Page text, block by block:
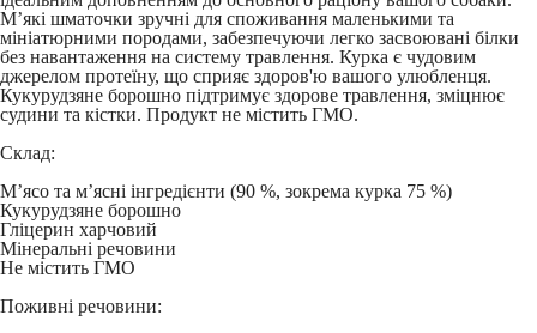
М’які шматочки зручні для споживання маленькими та
мініатюрними породами, забезпечуючи легко засвоювані білки
без навантаження на систему травлення. Курка є чудовим
джерелом протеїну, що сприяє здоров'ю вашого улюбленця.
Кукурудзяне борошно підтримує здорове травлення, зміцнює
судини та кістки. Продукт не містить ГМО.
Склад:
М’ясо та м’ясні інгредієнти (90 %, зокрема курка 75 %)
Кукурудзяне борошно
Гліцерин харчовий
Мінеральні речовини
Не містить ГМО
Поживні речовини: